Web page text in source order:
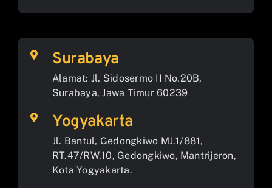
Surabaya
Alamat: Jl. Sidosermo II No.20B,
Surabaya, Jawa Timur 60239
Yogyakarta
Jl. Bantul, Gedongkiwo MJ.1/881,
RT.47/RW.10, Gedongkiwo, Mantrijeron,
Kota Yogyakarta.